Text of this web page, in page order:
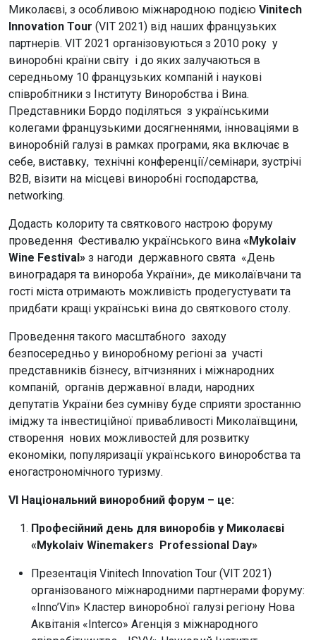
Миколаєві, з особливою міжнародною подією Vinitech
Innovation Tour (VIT 2021) від наших французьких
партнерів. VIT 2021 організовуються з 2010 року у
виноробні країни світу і до яких залучаються в
середньому 10 французьких компаній і наукові
співробітники з Інституту Виноробства і Вина.
Представники Бордо поділяться з українськими
колегами французькими досягненнями, інноваціями в
виноробній галузі в рамках програми, яка включає в
себе, виставку, технічні конференції/семінари, зустрічі
B2B, візити на місцеві виноробні господарства,
networking.
Додасть колориту та святкового настрою форуму
проведення Фестивалю українського вина «Mykolaiv
Wine Festival» з нагоди державного свята «День
виноградаря та винороба України», де миколаївчани та
гості міста отримають можливість продегустувати та
придбати кращі українські вина до святкового столу.
Проведення такого масштабного заходу
безпосередньо у виноробному регіоні за участі
представників бiзнесу, вітчизняних і міжнародних
компаній, органів державної влади, народних
депутатів України без сумніву буде сприяти зростанню
іміджу та інвестиційної привабливості Миколаївщини,
створення нових можливостей для розвитку
економіки, популяризації українського виноробства та
еногастрономічного туризму.
VI Національний виноробний форум – це:
Професійний день для виноробів у Миколаєві
«Mykolaiv Winemakers Рrofessional Day»
Презентація Vinitech Innovation Tour (VIT 2021)
організованого міжнародними партнерами форуму:
«Inno’Vin» Кластер виноробної галузі регіону Нова
Аквітанія «Interco» Агенція з міжнародного